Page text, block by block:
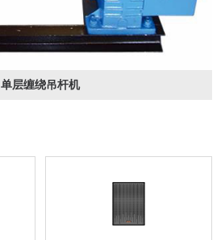
单层缠绕吊杆机